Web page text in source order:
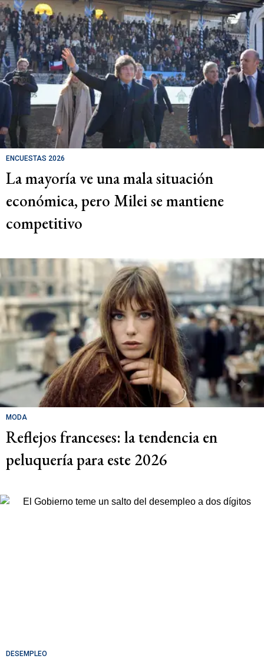
ENCUESTAS 2026
La mayoría ve una mala situación
económica, pero Milei se mantiene
competitivo
MODA
Reflejos franceses: la tendencia en
peluquería para este 2026
DESEMPLEO